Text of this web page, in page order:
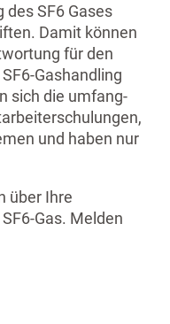
des SF6 Gases
Damit können
für den
Gashandling
sich die umfang­
und haben nur
über Ihre
Gas. Melden